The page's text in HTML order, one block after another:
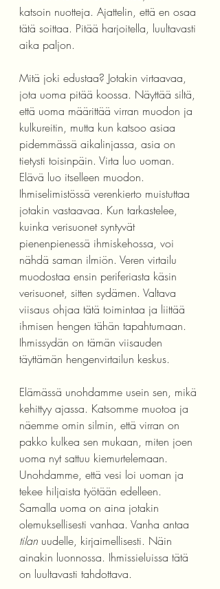
katsoin nuotteja. Ajattelin, että en osaa
tätä soittaa. Pitää harjoitella, luultavasti
aika paljon.
Mitä joki edustaa? Jotakin virtaavaa,
jota uoma pitää koossa. Näyttää siltä,
että uoma määrittää virran muodon ja
kulkureitin, mutta kun katsoo asiaa
pidemmässä aikalinjassa, asia on
tietysti toisinpäin. Virta luo uoman.
Elävä luo itselleen muodon.
Ihmiselimistössä verenkierto muistuttaa
jotakin vastaavaa. Kun tarkastelee,
kuinka verisuonet syntyvät
pienenpienessä ihmiskehossa, voi
nähdä saman ilmiön. Veren virtailu
muodostaa ensin periferiasta käsin
verisuonet, sitten sydämen. Valtava
viisaus ohjaa tätä toimintaa ja liittää
ihmisen hengen tähän tapahtumaan.
Ihmissydän on tämän viisauden
täyttämän hengenvirtailun keskus.
Elämässä unohdamme usein sen, mikä
kehittyy ajassa. Katsomme muotoa ja
näemme omin silmin, että virran on
pakko kulkea sen mukaan, miten joen
uoma nyt sattuu kiemurtelemaan.
Unohdamme, että vesi loi uoman ja
tekee hiljaista työtään edelleen.
Samalla uoma on aina jotakin
olemuksellisesti vanhaa. Vanha antaa
tilan uudelle, kirjaimellisesti. Näin
ainakin luonnossa. Ihmissieluissa tätä
on luultavasti tahdottava.